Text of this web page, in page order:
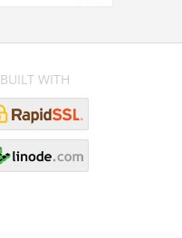
BUILT WITH